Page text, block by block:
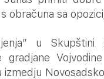
obračuna sa
u Skupštini
gradjane
izmedju